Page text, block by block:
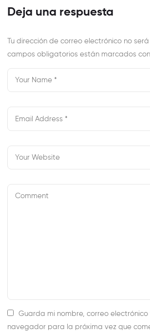
Deja una respuesta
Tu dirección de correo electrónico no
campos obligatorios están marcados con
Guarda mi nombre, correo
navegador para la próxima vez que